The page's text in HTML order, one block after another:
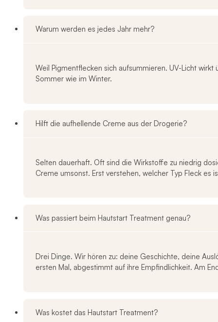
Warum werden es jedes Jahr mehr?
Weil Pigmentflecken sich aufsummieren. UV-Licht
Sommer wie im Winter.
Hilft die aufhellende Creme aus der Drogerie?
Selten dauerhaft. Oft sind die Wirkstoffe zu niedrig
Creme umsonst. Erst verstehen, welcher Typ Fleck es
Was passiert beim Hautstart Treatment genau?
Drei Dinge. Wir hören zu: deine Geschichte, deine
ersten Mal, abgestimmt auf ihre Empfindlichkeit. Am
Was kostet das Hautstart Treatment?